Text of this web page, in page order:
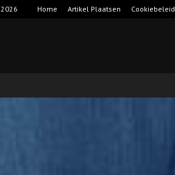
Home Artikel Plaatsen Cookiebeleid